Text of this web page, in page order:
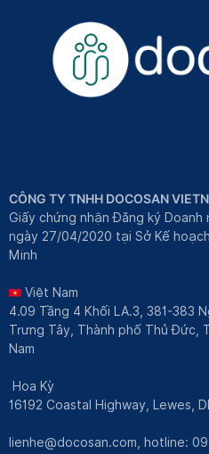
CÔNG TY TNHH DOCOSAN
Giấy chứng nhận Đăng ký
ngày 27/04/2020 tại Sở Kế
Minh
Việt Nam
4.09 Tầng 4 Khối LA.3, 381-383
Trưng Tây, Thành phố Thủ Đức,
Nam
Hoa Kỳ
16192 Coastal Highway, Lewes,
lienhe@docosan.com, hotline: